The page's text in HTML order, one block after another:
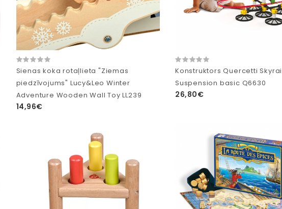
Sienas koka rotaļlieta "Ziemas
piedzīvojums" Lucy&Leo Winter
Adventure Wooden Wall Toy LL239
14,96€
Konstruktors Quercetti
Suspension basic Q6630
26,80€